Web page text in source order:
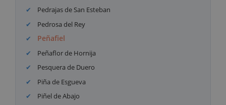
Pedrajas de San Esteban
Pedrosa del Rey
Peñafiel
Peñaflor de Hornija
Pesquera de Duero
Piña de Esgueva
Piñel de Abajo